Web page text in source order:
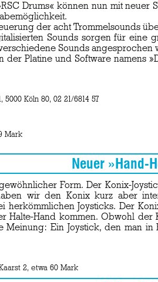
Drums« können nun mit
der acht Trommelsounds
Sounds sorgen für
Sounds angesprochen
der Platine und Software
Köln 80, 02 21/6814 57
Mark
Neuer »Hand-
Form. Der Konix-
wir den Konix kurz aber
Joysticks. Der
Halte-Hand kommen. Obwohl
Ein Joystick, den man
2, etwa 60 Mark